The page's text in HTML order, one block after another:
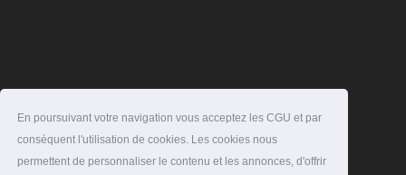
En poursuivant votre navigation vous acceptez les CGU et par
conséquent l'utilisation de cookies. Les cookies nous
permettent de personnaliser le contenu et les annonces, d'offrir